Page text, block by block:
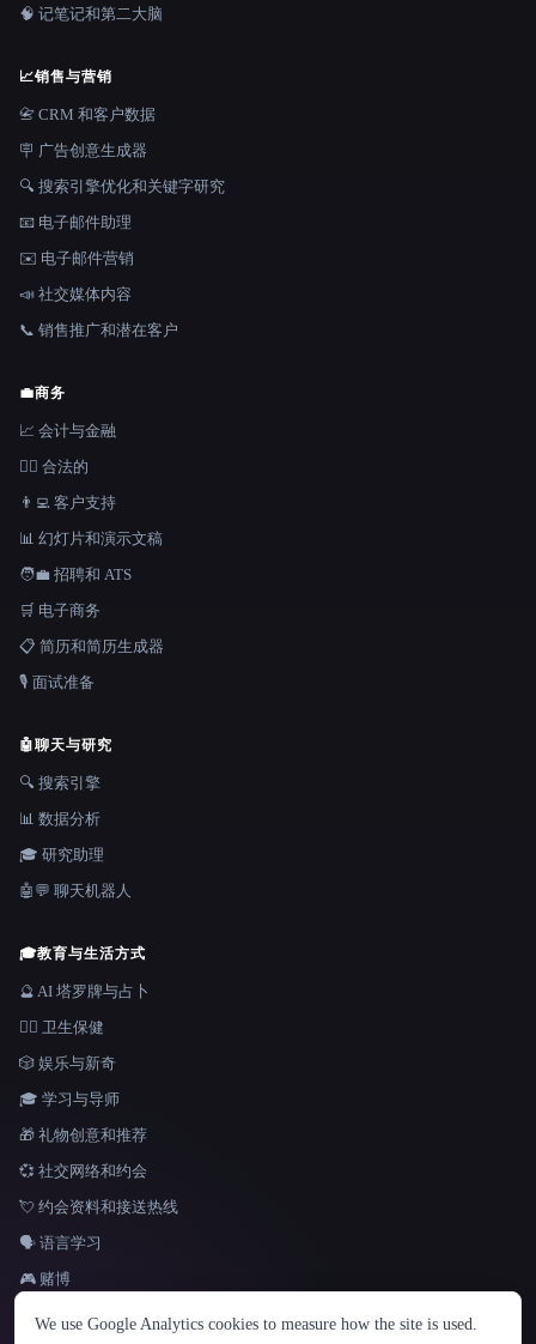
语言
English español Français Русский 简体中文
🧠 记笔记和第二大脑
📈销售与营销
📇 CRM 和客户数据
🪧 广告创意生成器
🔍 搜索引擎优化和关键字研究
📧 电子邮件助理
✉️ 电子邮件营销
📣 社交媒体内容
📞 销售推广和潜在客户
💼商务
📈 会计与金融
👩‍⚖️ 合法的
👨‍💻 客户支持
📊 幻灯片和演示文稿
🧑‍💼 招聘和 ATS
🛒 电子商务
📋 简历和简历生成器
🎙️ 面试准备
🤖聊天与研究
🔍 搜索引擎
📊 数据分析
🎓 研究助理
🤖💬 聊天机器人
🎓教育与生活方式
🔮 AI 塔罗牌与占卜
👩‍⚕️ 卫生保健
🎲 娱乐与新奇
🎓 学习与导师
🎁 礼物创意和推荐
💞 社交网络和约会
💘 约会资料和接送热线
🗣️ 语言学习
🎮 赌博
We use Google Analytics cookies to measure how the site is used.